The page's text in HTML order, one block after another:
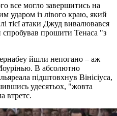
все могло завершитись на
ударом із лівого краю, який
тієї атаки Джуд вивалювався
спробував прошити Тенаса "з
йшли непогано – аж
В абсолютно
підштовхнув Вінісіуса,
удесятьох, "жовта
втретє.